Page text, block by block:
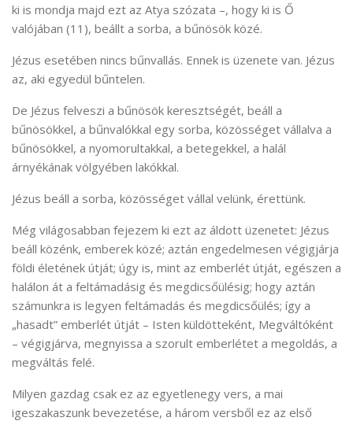
ki is mondja majd ezt az Atya szózata –, hogy ki is Ő
valójában (11), beállt a sorba, a bűnösök közé.
Jézus esetében nincs bűnvallás. Ennek is üzenete van. Jézus
az, aki egyedül bűntelen.
De Jézus felveszi a bűnösök keresztségét, beáll a
bűnösökkel, a bűnvalókkal egy sorba, közösséget vállalva a
bűnösökkel, a nyomorultakkal, a betegekkel, a halál
árnyékának völgyében lakókkal.
Jézus beáll a sorba, közösséget vállal velünk, érettünk.
Még világosabban fejezem ki ezt az áldott üzenetet: Jézus
beáll közénk, emberek közé; aztán engedelmesen végigjárja
földi életének útját; úgy is, mint az emberlét útját, egészen a
halálon át a feltámadásig és megdicsőülésig; hogy aztán
számunkra is legyen feltámadás és megdicsőülés; így a
„hasadt” emberlét útját – Isten küldötteként, Megváltóként
– végigjárva, megnyissa a szorult emberlétet a megoldás, a
megváltás felé.
Milyen gazdag csak ez az egyetlenegy vers, a mai
igeszakaszunk bevezetése, a három versből ez az első